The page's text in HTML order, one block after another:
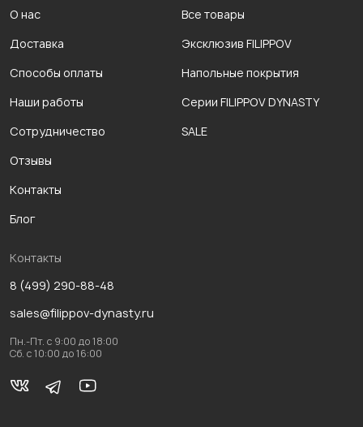
О нас
Доставка
Способы оплаты
Наши работы
Сотрудничество
Отзывы
Контакты
Блог
Все товары
Эксклюзив FILIPPOV
Напольные покрытия
Серии FILIPPOV DYNASTY
SALE
Контакты
8 (499) 290-88-48
sales@filippov-dynasty.ru
Пн.-Пт. с 9:00 до 18:00
Сб. с 10:00 до 16:00